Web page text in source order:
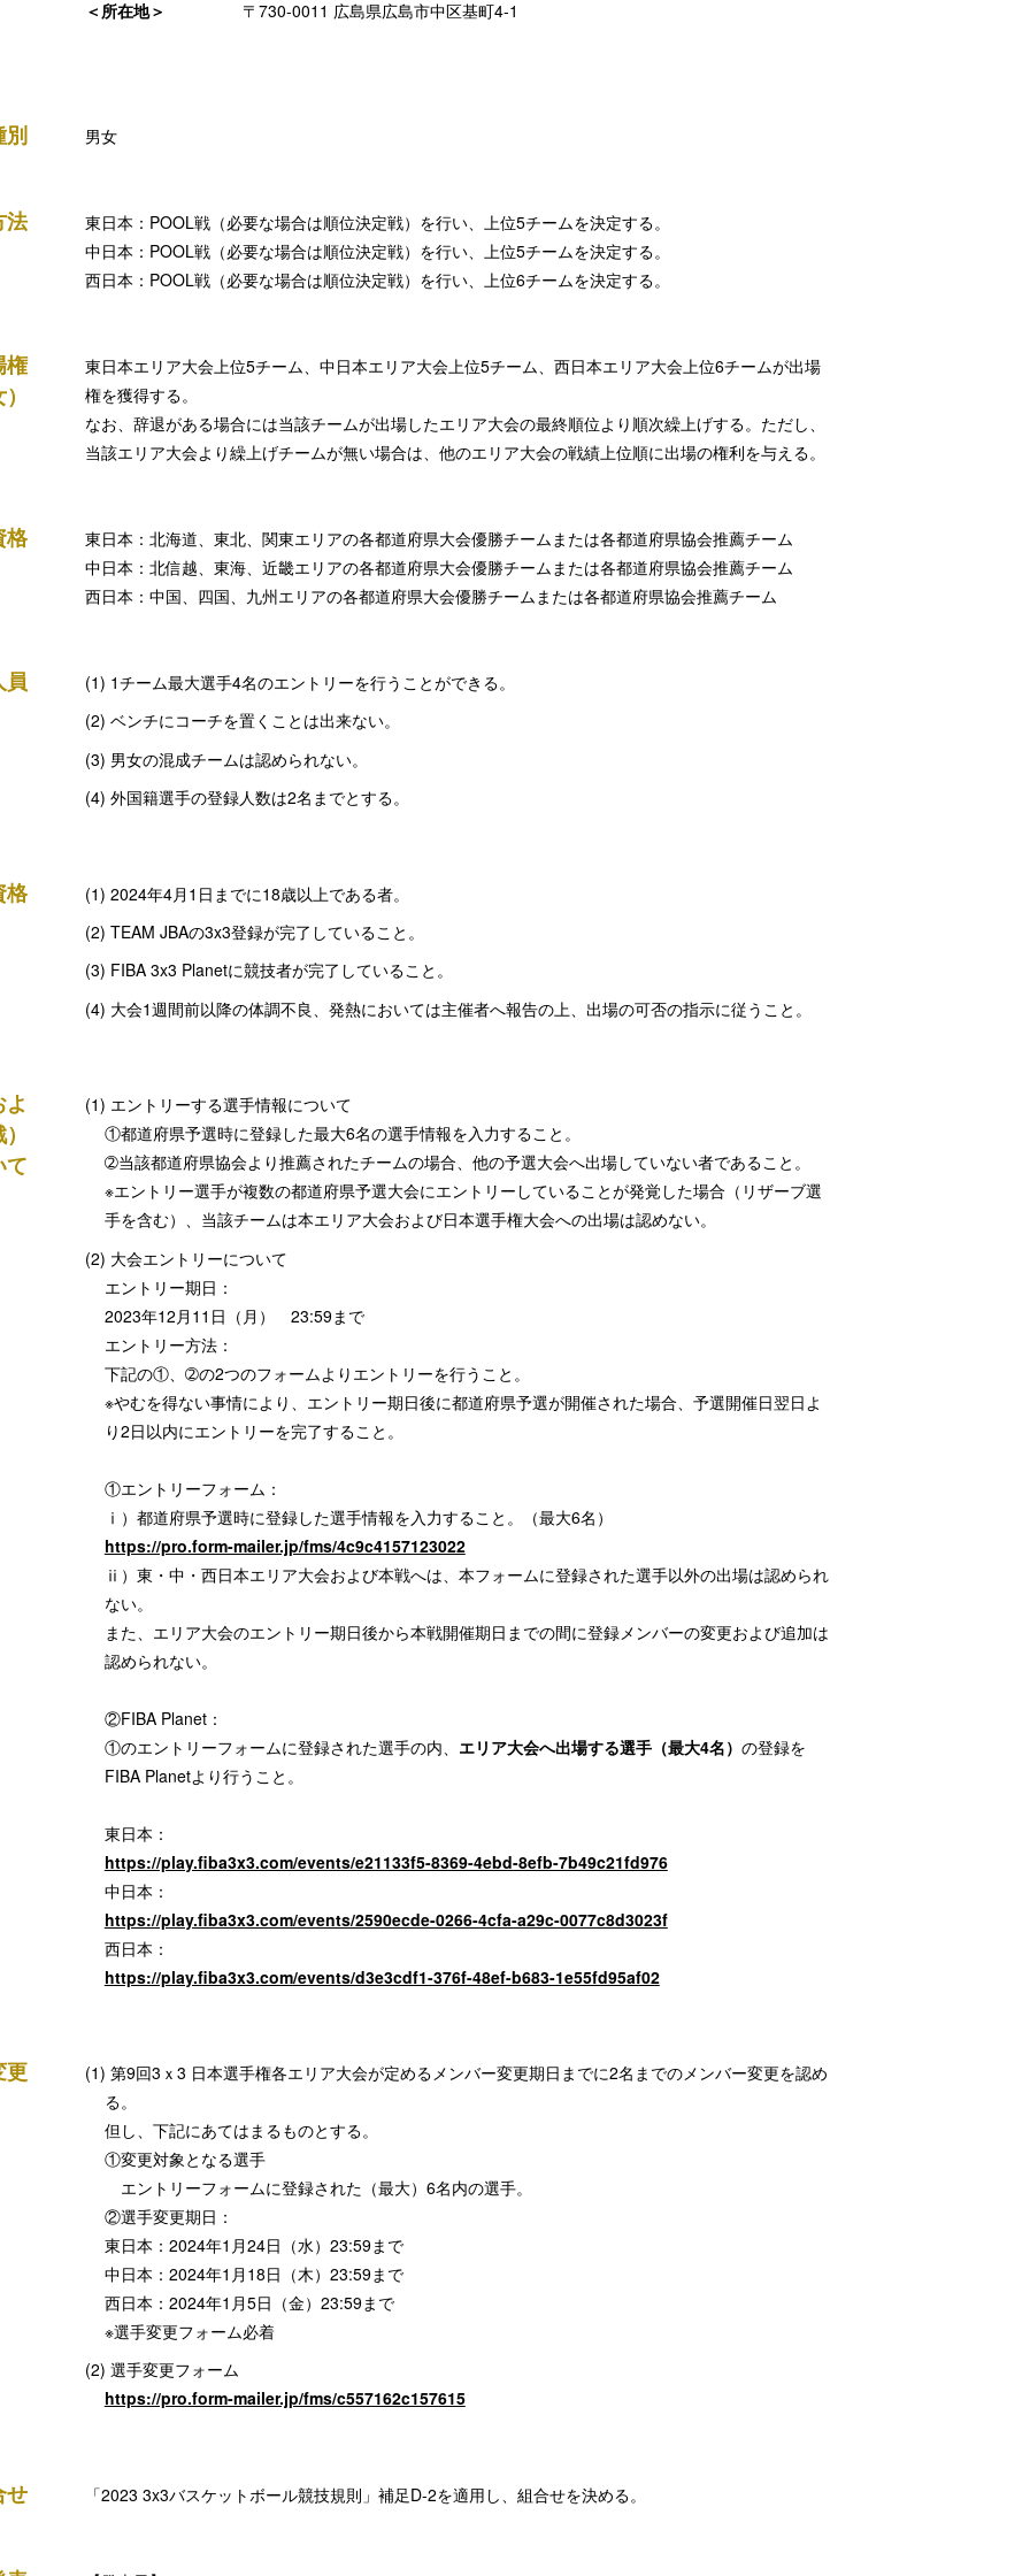
＜所在地＞
〒730-0011 広島県広島市中区基町4-1
別 男女
法
東日本：POOL戦（必要な場合は順位決定戦）を行い、上位5チームを決定する。
中日本：POOL戦（必要な場合は順位決定戦）を行い、上位5チームを決定する。
西日本：POOL戦（必要な場合は順位決定戦）を行い、上位6チームを決定する。
権
東日本エリア大会上位5チーム、中日本エリア大会上位5チーム、西日本エリア大会上位6チームが出場
権を獲得する。
なお、辞退がある場合には当該チームが出場したエリア大会の最終順位より順次繰上げする。ただし、
当該エリア大会より繰上げチームが無い場合は、他のエリア大会の戦績上位順に出場の権利を与える。
格
東日本：北海道、東北、関東エリアの各都道府県大会優勝チームまたは各都道府県協会推薦チーム
中日本：北信越、東海、近畿エリアの各都道府県大会優勝チームまたは各都道府県協会推薦チーム
西日本：中国、四国、九州エリアの各都道府県大会優勝チームまたは各都道府県協会推薦チーム
員
1チーム最大選手4名のエントリーを行うことができる。
ベンチにコーチを置くことは出来ない。
男女の混成チームは認められない。
外国籍選手の登録人数は2名までとする。
格
2024年4月1日までに18歳以上である者。
TEAM JBAの3x3登録が完了していること。
FIBA 3x3 Planetに競技者が完了していること。
大会1週間前以降の体調不良、発熱においては主催者へ報告の上、出場の可否の指示に従うこと。
て
エントリーする選手情報について
①都道府県予選時に登録した最大6名の選手情報を入力すること。
➁当該都道府県協会より推薦されたチームの場合、他の予選大会へ出場していない者であること。
※エントリー選手が複数の都道府県予選大会にエントリーしていることが発覚した場合（リザーブ選
手を含む）、当該チームは本エリア大会および日本選手権大会への出場は認めない。
大会エントリーについて
エントリー期日：
2023年12月11日（月） 23:59まで
エントリー方法：
下記の①、➁の2つのフォームよりエントリーを行うこと。
※やむを得ない事情により、エントリー期日後に都道府県予選が開催された場合、予選開催日翌日よ
り2日以内にエントリーを完了すること。
①エントリーフォーム：
ⅰ）都道府県予選時に登録した選手情報を入力すること。（最大6名）
https://pro.form-mailer.jp/fms/4c9c4157123022
ⅱ）東・中・西日本エリア大会および本戦へは、本フォームに登録された選手以外の出場は認められ
ない。
また、エリア大会のエントリー期日後から本戦開催期日までの間に登録メンバーの変更および追加は
認められない。
②FIBA Planet：
①のエントリーフォームに登録された選手の内、 エリア大会へ出場する選手（最大4名） の登録を
FIBA Planetより行うこと。
東日本：
https://play.fiba3x3.com/events/e21133f5-8369-4ebd-8efb-7b49c21fd976
中日本：
https://play.fiba3x3.com/events/2590ecde-0266-4cfa-a29c-0077c8d3023f
西日本：
https://play.fiba3x3.com/events/d3e3cdf1-376f-48ef-b683-1e55fd95af02
更
第9回3ｘ3 日本選手権各エリア大会が定めるメンバー変更期日までに2名までのメンバー変更を認め
る。
但し、下記にあてはまるものとする。
①変更対象となる選手
エントリーフォームに登録された（最大）6名内の選手。
②選手変更期日：
東日本：2024年1月24日（水）23:59まで
中日本：2024年1月18日（木）23:59まで
西日本：2024年1月5日（金）23:59まで
※選手変更フォーム必着
選手変更フォーム
https://pro.form-mailer.jp/fms/c557162c157615
せ 「2023 3x3バスケットボール競技規則」補足D-2を適用し、組合せを決める。